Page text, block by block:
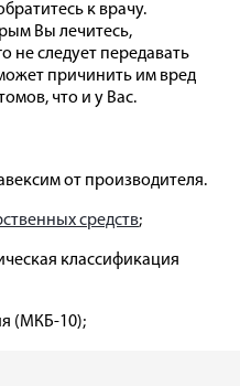
к врачу.
Вы лечитесь,
не следует передавать
причинить им вред
что и у Вас.
от производителя.
средств;
классификация
(МКБ-10);